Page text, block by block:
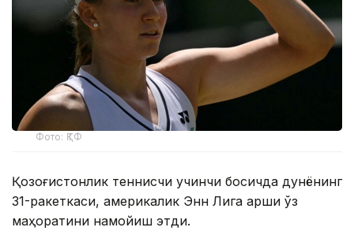
Фото: ҚТФ
Қозоғистонлик теннисчи учинчи босқичда дунёнинг
31-ракеткаси, америкалик Энн Лига қарши ўз
маҳоратини намойиш этди.